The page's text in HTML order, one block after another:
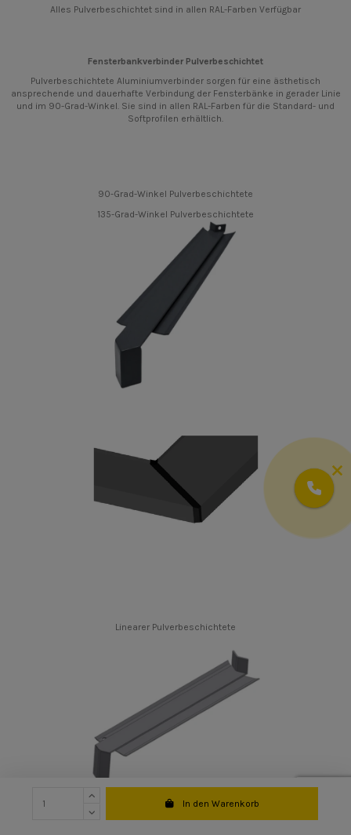
In den Warenkorb
Alles Pulverbeschichtet sind in allen RAL-Farben Verfügbar
Fensterbankverbinder Pulverbeschichtet
Pulverbeschichtete Aluminiumverbinder sorgen für eine ästhetisch
ansprechende und dauerhafte Verbindung der Fensterbänke in gerader Linie
und im 90-Grad-Winkel. Sie sind in allen RAL-Farben für die Standard- und
Softprofilen erhältlich.
90-Grad-Winkel Pulverbeschichtete
135-Grad-Winkel Pulverbeschichtete
Linearer Pulverbeschichtete